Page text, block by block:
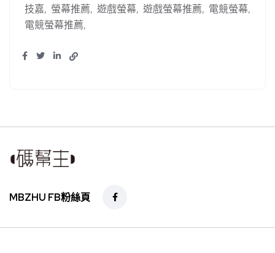
技嘉
螢幕推薦 遊戲螢幕 遊戲螢幕推薦
電競螢幕
電競螢幕推薦
MBZHU FB粉絲頁